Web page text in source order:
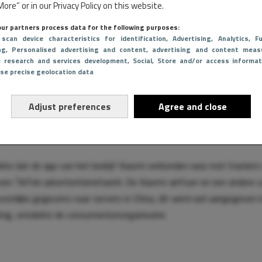
or in our Privacy Policy on this website.
partners process data for the following purposes:
device characteristics for identification, Advertising, Analytics,
, Personalised advertising and content, advertising and content
research and services development, Social, Store and/or access
precise geolocation data
Adjust preferences Agree and close
airfryers hadden alle drie de overeenkomst dat ze over een
beschikken, zodat de consument zijn of haar maaltijd al
van werk. Niet iedere airfryer heeft deze automatische functie,
wel hebben, maken vaak gebruik van een app die op een
van het afgeluisterd worden
dat de app van het bedrijf Xiaomi verbonden was met trackers
een TikTok-advertentienetwerk. De Xiaomi-airfryer en een andere
gegevens naar servers in China, dit werd wel aangegeven
ontdekte de consumentenorganisatie.